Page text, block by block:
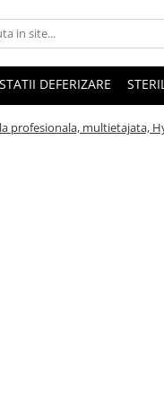
STATII DEFERIZARE
profesionala, multietajata,